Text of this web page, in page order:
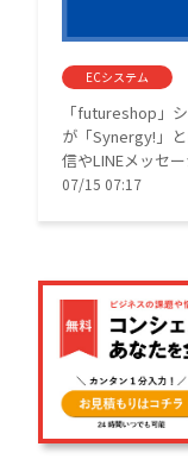
ECシステム
「futureshop」
が「Synergy!」
信やLINEメッセ
履歴に基づいた
07/15 07:17